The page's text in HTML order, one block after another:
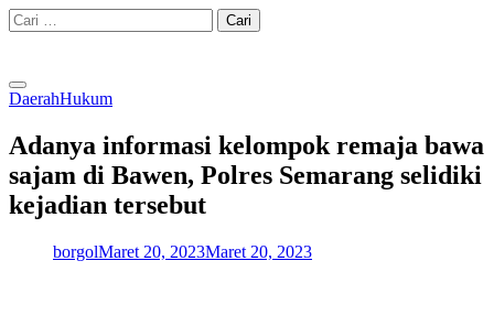
Skip
to
Cari
untuk:
DaerahHukum
Adanya informasi kelompok remaja bawa
sajam di Bawen, Polres Semarang selidiki
kejadian tersebut
borgolMaret 20, 2023Maret 20, 2023